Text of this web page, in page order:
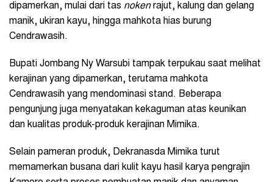
dipamerkan, mulai dari tas nokenrajut, kalung dan gelang
manik, ukiran kayu, hingga mahkota hias burung
Cendrawasih.
Bupati Jombang Ny Warsubi tampak terpukau saat melihat
kerajinan yang dipamerkan, terutama mahkota
Cendrawasih yang mendominasi stand. Beberapa
pengunjung juga menyatakan kekaguman atas keunikan
dan kualitas produk-produk kerajinan Mimika.
Selain pameran produk, Dekranasda Mimika turut
memamerkan busana dari kulit kayu hasil karya pengrajin